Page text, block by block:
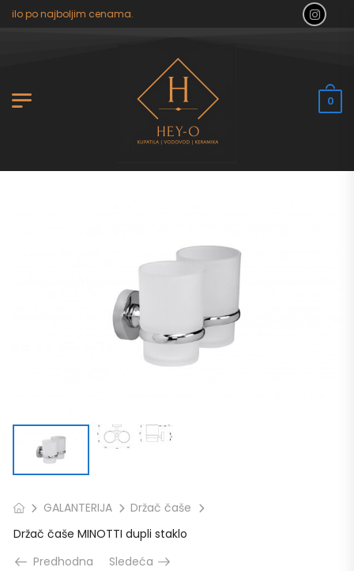
po najboljim cenama.
0
GALANTERIJA
Držač čaše
Držač čaše MINOTTI dupli staklo
Predhodna
Sledeća